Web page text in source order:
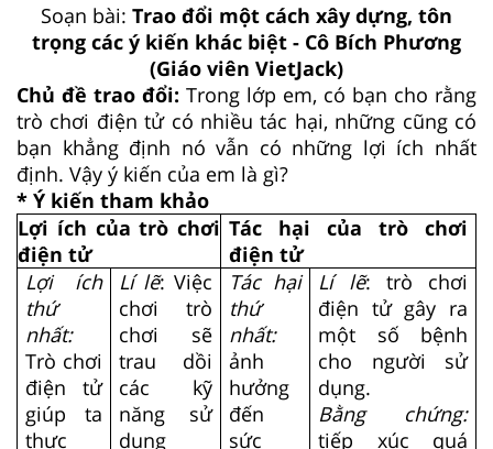
Soạn bài: Trao đổi một cách xây dựng, tôn
trọng các ý kiến khác biệt - Cô Bích Phương
(Giáo viên VietJack)
Chủ đề trao đổi: Trong lớp em, có bạn cho rằng
trò chơi điện tử có nhiều tác hại, những cũng có
bạn khẳng định nó vẫn có những lợi ích nhất
định. Vậy ý kiến của em là gì?
* Ý kiến tham khảo
Lợi ích của trò chơi
điện tử
Tác hại của trò chơi
điện tử
Lợi ích
thứ
nhất:
Trò chơi
điện tử
giúp ta
thực
Lí lẽ: Việc
chơi trò
chơi sẽ
trau dồi
các kỹ
năng sử
dụng
Tác hại
thứ
nhất:
ảnh
hưởng
đến
sức
Lí lẽ: trò chơi
điện tử gây ra
một số bệnh
cho người sử
dụng.
Bằng chứng:
tiếp xúc quá